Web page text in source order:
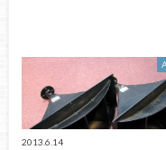
2013.6.14